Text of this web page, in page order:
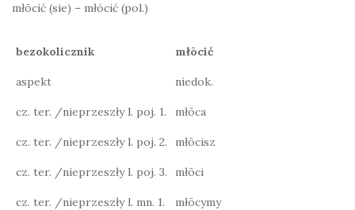
młōcić (sie) – młócić (pol.)
bezokolicznik młōcić
aspekt niedok.
cz. ter. /nieprzeszły l. poj. 1. młōca
cz. ter. /nieprzeszły l. poj. 2. młōcisz
cz. ter. /nieprzeszły l. poj. 3. młōci
cz. ter. /nieprzeszły l. mn. 1. młōcymy